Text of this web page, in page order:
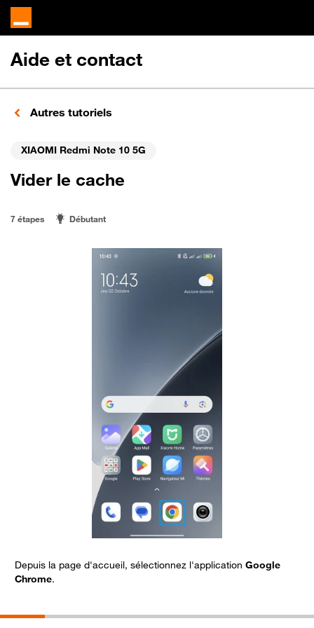
Aide et contact
Autres tutoriels
XIAOMI Redmi Note 10 5G
Vider le cache
7 étapes Débutant
Depuis la page d'accueil, sélectionnez l'application Google
Chrome.